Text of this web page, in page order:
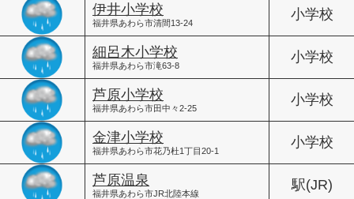
伊井小学校
福井県あわら市清間13-24
小学校
細呂木小学校
福井県あわら市滝63-8
小学校
芦原小学校
福井県あわら市田中々2-25
小学校
金津小学校
福井県あわら市花乃杜1丁目20-1
小学校
芦原温泉
福井県あわら市JR北陸本線
駅(JR)